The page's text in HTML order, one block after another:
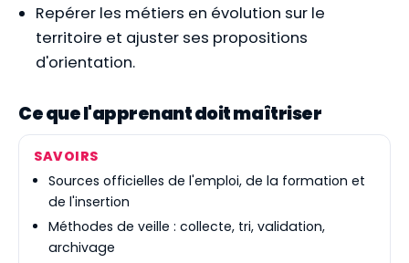
Repérer les métiers en évolution sur le
territoire et ajuster ses propositions
d'orientation.
Ce que l'apprenant doit maîtriser
SAVOIRS
Sources officielles de l'emploi, de la formation et
de l'insertion
Méthodes de veille : collecte, tri, validation,
archivage